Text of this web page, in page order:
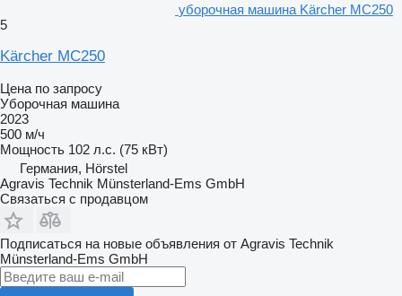
уборочная машина Kärcher MC250
5
Kärcher MC250
Цена по запросу
Уборочная машина
2023
500 м/ч
Мощность 102 л.с. (75 кВт)
Германия, Hörstel
Agravis Technik Münsterland-Ems GmbH
Связаться с продавцом
Подписаться на новые объявления от Agravis Technik
Münsterland-Ems GmbH